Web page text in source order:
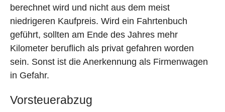
berechnet wird und nicht aus dem meist
niedrigeren Kaufpreis. Wird ein Fahrtenbuch
geführt, sollten am Ende des Jahres mehr
Kilometer beruflich als privat gefahren worden
sein. Sonst ist die Anerkennung als Firmenwagen
in Gefahr.
Vorsteuerabzug